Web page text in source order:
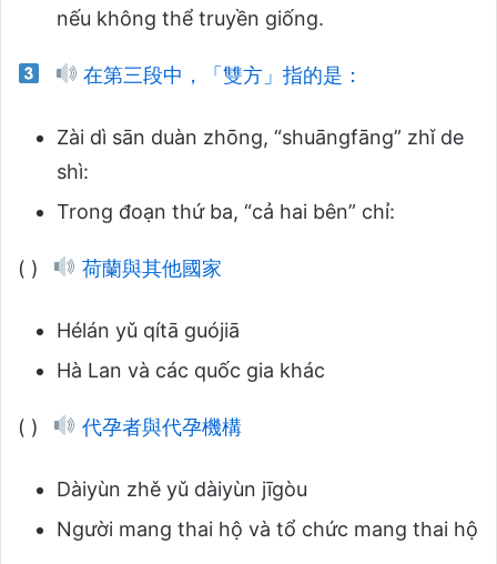
nếu không thể truyền giống.
在第三段中，「雙方」指的是：
Zài dì sān duàn zhōng, “shuāngfāng” zhǐ de
shì:
Trong đoạn thứ ba, “cả hai bên” chỉ:
( ) 荷蘭與其他國家
Hélán yǔ qítā guójiā
Hà Lan và các quốc gia khác
( ) 代孕者與代孕機構
Dàiyùn zhě yǔ dàiyùn jīgòu
Người mang thai hộ và tổ chức mang thai hộ